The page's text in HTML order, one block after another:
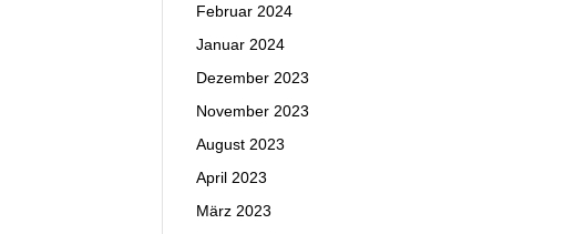
Februar 2024
Januar 2024
Dezember 2023
November 2023
August 2023
April 2023
März 2023